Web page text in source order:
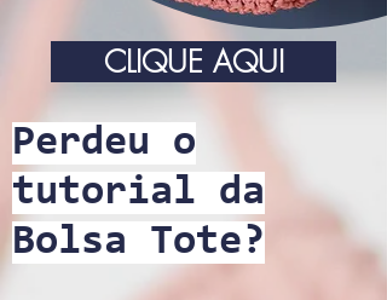
CLIQUE AQUI
Perdeu o
tutorial da
Bolsa Tote?